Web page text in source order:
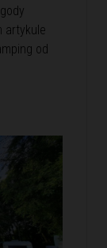
artykule
od